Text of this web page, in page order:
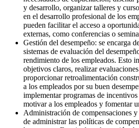
y desarrollo, organizar talleres y
en el desarrollo profesional de los
pueden facilitar el acceso a
externas, como conferencias o
Gestión del desempeño: se encarga
sistemas de evaluación del
rendimiento de los empleados. Esto
objetivos claros, realizar
proporcionar retroalimentación
a los empleados por su buen
implementar programas de incentivos
motivar a los empleados y fomentar
Administración de compensaciones
de administrar las políticas de